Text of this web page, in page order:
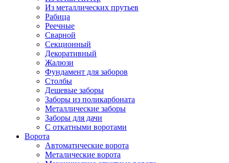
Из металлических прутьев
Рабица
Реечные
Сварной
Секционный
Декоративный
Жалюзи
Фундамент для заборов
Столбы
Дешевые заборы
Заборы из поликарбоната
Металлические заборы
Заборы для дачи
С откатными воротами
Ворота
Автоматические ворота
Металические ворота